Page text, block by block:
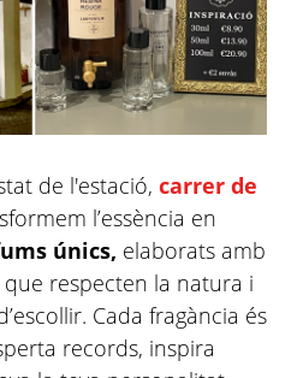
de l'estació, carrer de
l’essència en
únics, elaborats amb
respecten la natura i
Cada fragància és
records, inspira